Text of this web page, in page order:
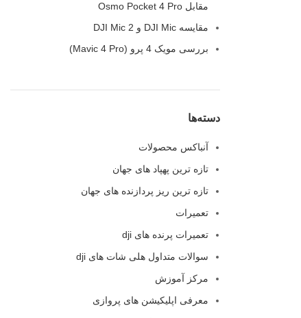
مقابل Osmo Pocket 4 Pro
مقایسه‌ DJI Mic و DJI Mic 2
بررسی مویک 4 پرو (Mavic 4 Pro)
دسته‌ها
آنباکس محصولات
تازه ترین پهپاد های جهان
تازه ترین ریز پردازنده های جهان
تعمیرات
تعمیرات پرنده های dji
سوالات متداول هلی شات های dji
مرکز آموزش
معرفی اپلیکیشن های پروازی